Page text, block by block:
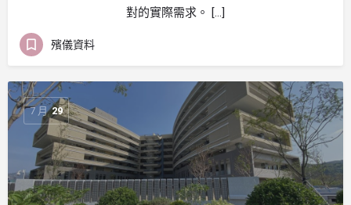
對的實際需求。 […]
殯儀資料
7 月 29